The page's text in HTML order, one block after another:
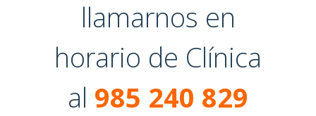
llamarnos en
horario de Clínica
al 985 240 829